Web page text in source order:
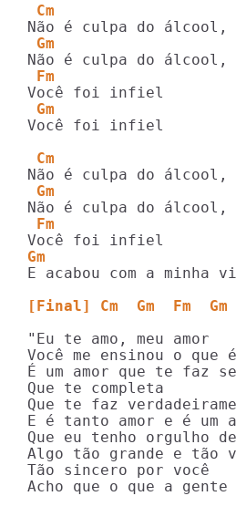
Cm
Gm
Fm
Gm
Você foi infiel
Cm
Gm
Fm
Gm
E acabou com a minha
[Final] Cm  Gm  Fm  Gm
"Eu te amo, meu amor
Você me ensinou o que
É um amor que te faz
Que te completa
Que te faz
E é tanto amor e é um
Que eu tenho orgulho
Algo tão grande e tão
Tão sincero por você
Acho que o que a